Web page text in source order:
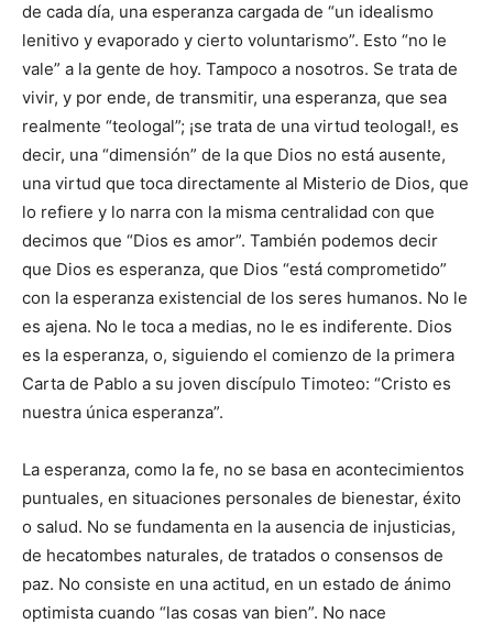
de cada día, una esperanza cargada de “un idealismo
lenitivo y evaporado y cierto voluntarismo”. Esto “no le
vale” a la gente de hoy. Tampoco a nosotros. Se trata de
vivir, y por ende, de transmitir, una esperanza, que sea
realmente “teologal”; ¡se trata de una virtud teologal!, es
decir, una “dimensión” de la que Dios no está ausente,
una virtud que toca directamente al Misterio de Dios, que
lo refiere y lo narra con la misma centralidad con que
decimos que “Dios es amor”. También podemos decir
que Dios es esperanza, que Dios “está comprometido”
con la esperanza existencial de los seres humanos. No le
es ajena. No le toca a medias, no le es indiferente. Dios
es la esperanza, o, siguiendo el comienzo de la primera
Carta de Pablo a su joven discípulo Timoteo: “Cristo es
nuestra única esperanza”.
La esperanza, como la fe, no se basa en acontecimientos
puntuales, en situaciones personales de bienestar, éxito
o salud. No se fundamenta en la ausencia de injusticias,
de hecatombes naturales, de tratados o consensos de
paz. No consiste en una actitud, en un estado de ánimo
optimista cuando “las cosas van bien”. No nace